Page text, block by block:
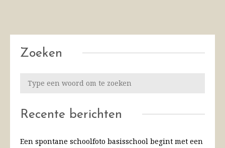
Zoeken
Recente berichten
Een spontane schoolfoto basisschool begint met een